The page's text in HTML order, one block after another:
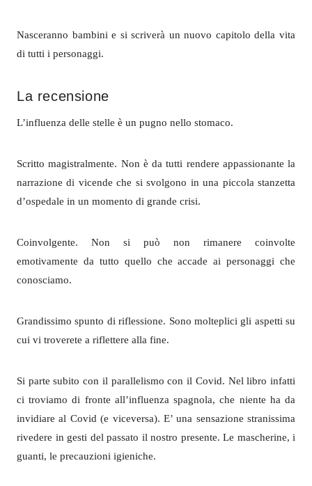
Nasceranno bambini e si scriverà un nuovo capitolo della vita
di tutti i personaggi.
La recensione
L’influenza delle stelle è un pugno nello stomaco.
Scritto magistralmente. Non è da tutti rendere appassionante la
narrazione di vicende che si svolgono in una piccola stanzetta
d’ospedale in un momento di grande crisi.
Coinvolgente. Non si può non rimanere coinvolte
emotivamente da tutto quello che accade ai personaggi che
conosciamo.
Grandissimo spunto di riflessione. Sono molteplici gli aspetti su
cui vi troverete a riflettere alla fine.
Si parte subito con il parallelismo con il Covid. Nel libro infatti
ci troviamo di fronte all’influenza spagnola, che niente ha da
invidiare al Covid (e viceversa). E’ una sensazione stranissima
rivedere in gesti del passato il nostro presente. Le mascherine, i
guanti, le precauzioni igieniche.